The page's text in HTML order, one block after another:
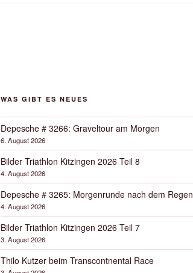
WAS GIBT ES NEUES
Depesche # 3266: Graveltour am Morgen
6. August 2026
Bilder Triathlon Kitzingen 2026 Teil 8
4. August 2026
Depesche # 3265: Morgenrunde nach dem Regen
4. August 2026
Bilder Triathlon Kitzingen 2026 Teil 7
3. August 2026
Thilo Kutzer beim Transcontnental Race